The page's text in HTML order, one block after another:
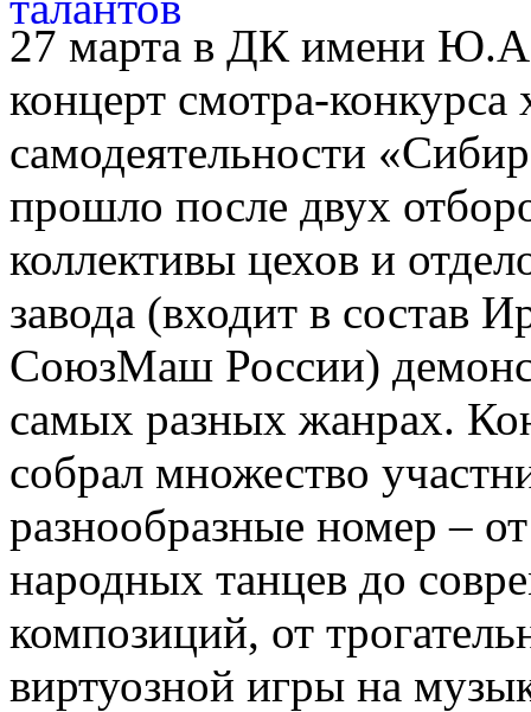
27 марта в ДК имени Ю.А.
концерт смотра-конкурса
самодеятельности
прошло после двух
коллективы цехов и
завода (входит в состав
СоюзМаш России)
самых разных жанрах.
собрал множество
разнообразные номер –
народных танцев до
композиций, от
виртуозной игры на